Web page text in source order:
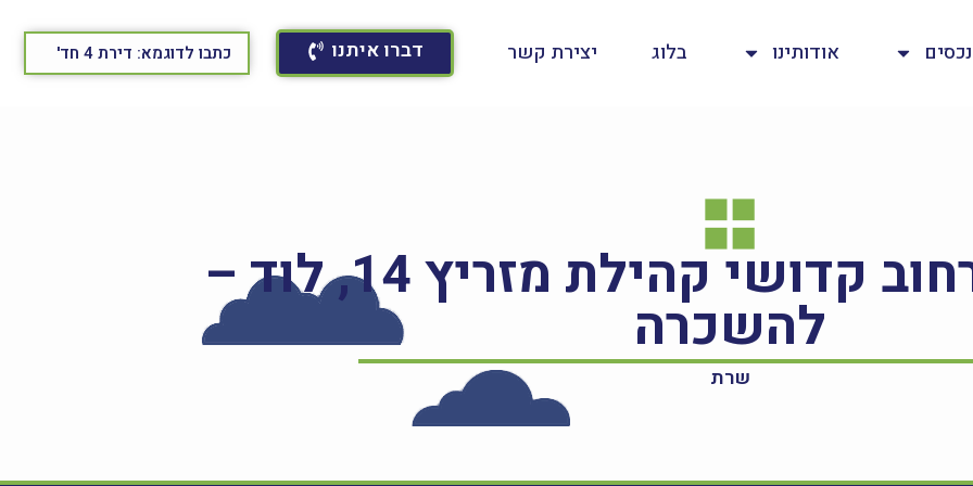
נכסים אודותינו בלוג יצירת קשר דברו איתנו
דירת 3 חד' ברחוב קדושי קהילת מזריץ 14, לוד –
להשכרה
שרת